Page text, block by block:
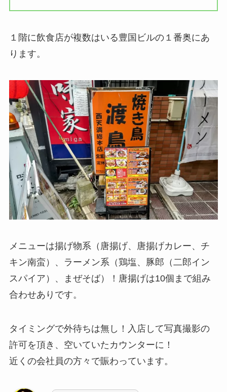
１階に飲食店が複数はいる豊国ビルの１番奥にあ
ります。
メニューは揚げ物系（唐揚げ、唐揚げカレー、チ
キン南蛮）、ラーメン系（鶏塩、豚郎（二郎イン
スパイア）、まぜそば）！唐揚げは10個まで組み
合わせありです。
タイミングで外待ちは無し！入店して写真撮影の
許可を頂き、空いていたカウンターに！
近くの会社員の方々で賑わっています。